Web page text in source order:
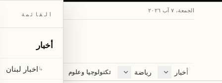
الجمعة، ٧ آب ٢٠٢٦
أخبار
اخبار لبنان
رياضة
كرة القدم
تكنولوجيا وعلوم مجلة
ثقافة ومجتمع
القائمة
أخبار
↳اخبار لبنان